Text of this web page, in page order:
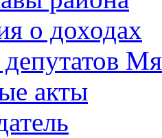
о доходах
акты